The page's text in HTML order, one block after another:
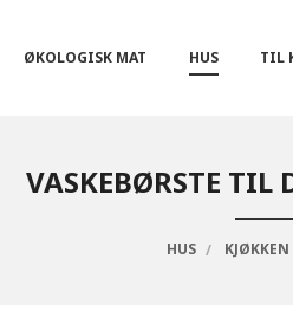
ØKOLOGISK MAT HUS TIL
VASKEBØRSTE TIL
HUS KJØKKEN